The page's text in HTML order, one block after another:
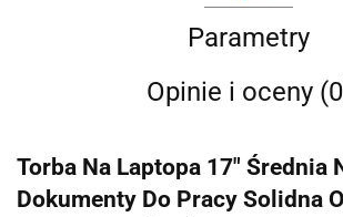
Parametry
Opinie i oceny
Torba Na Laptopa 17" Średnia
Dokumenty Do Pracy Solidna